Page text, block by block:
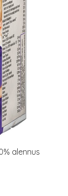
alennus